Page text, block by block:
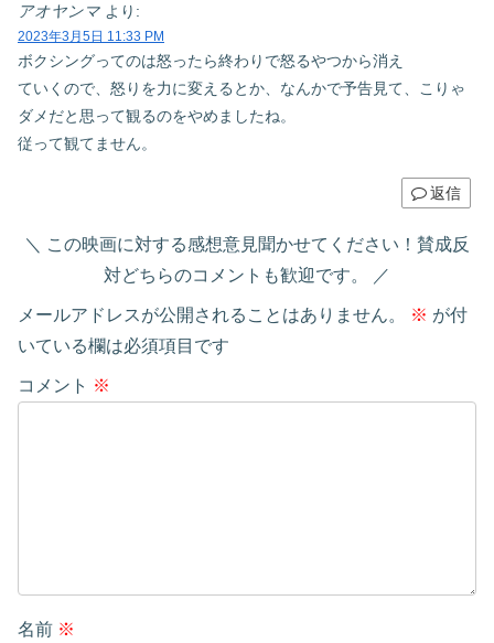
アオヤンマ より:
2023年3月5日 11:33 PM
ボクシングってのは怒ったら終わりで怒るやつから消え
ていくので、怒りを力に変えるとか、なんかで予告見て、こりゃ
ダメだと思って観るのをやめましたね。
従って観てません。
返信
この映画に対する感想意見聞かせてください！賛成反
対どちらのコメントも歓迎です。
メールアドレスが公開されることはありません。 ※ が付
いている欄は必須項目です
コメント ※
名前 ※